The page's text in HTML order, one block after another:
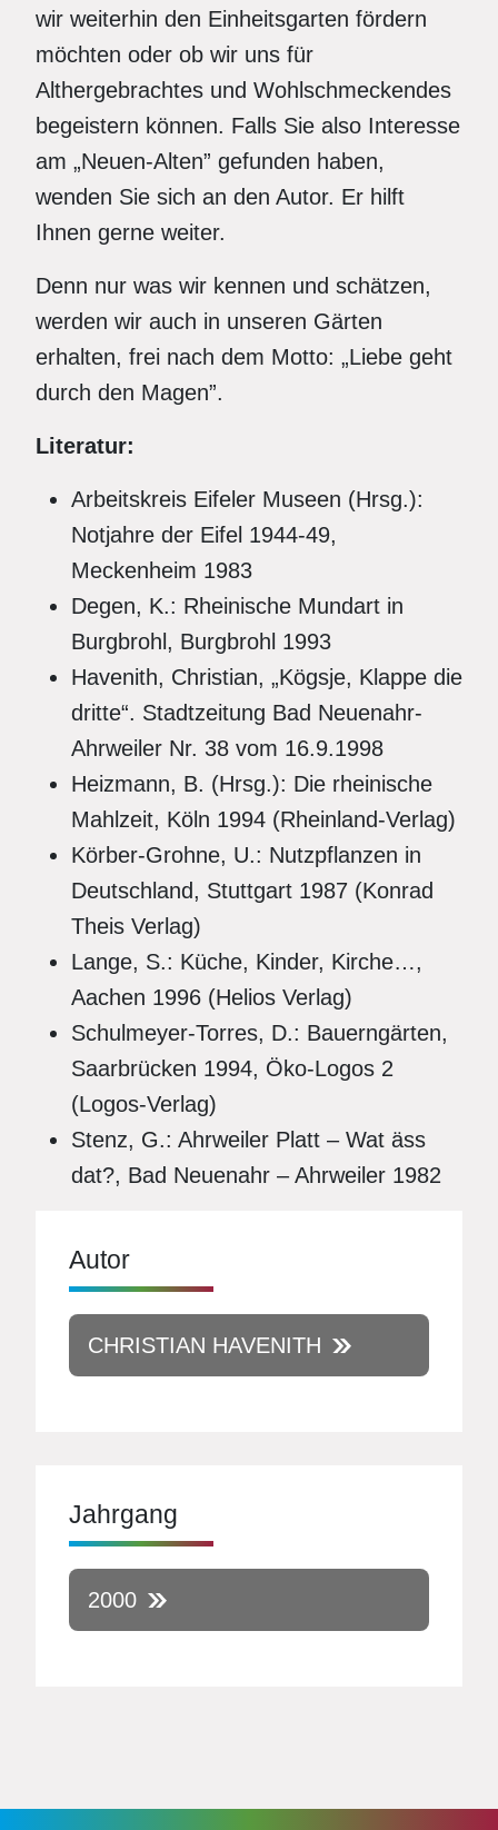
wir weiterhin den Einheitsgarten fördern
möchten oder ob wir uns für
Althergebrachtes und Wohlschmeckendes
begeistern können. Falls Sie also Interesse
am „Neuen-Alten” gefunden haben,
wenden Sie sich an den Autor. Er hilft
Ihnen gerne weiter.
Denn nur was wir kennen und schätzen,
werden wir auch in unseren Gärten
erhalten, frei nach dem Motto: „Liebe geht
durch den Magen”.
Literatur:
Arbeitskreis Eifeler Museen (Hrsg.):
Notjahre der Eifel 1944-49,
Meckenheim 1983
Degen, K.: Rheinische Mundart in
Burgbrohl, Burgbrohl 1993
Havenith, Christian, „Kögsje, Klappe die
dritte“. Stadtzeitung Bad Neuenahr-
Ahrweiler Nr. 38 vom 16.9.1998
Heizmann, B. (Hrsg.): Die rheinische
Mahlzeit, Köln 1994 (Rheinland-Verlag)
Körber-Grohne, U.: Nutzpflanzen in
Deutschland, Stuttgart 1987 (Konrad
Theis Verlag)
Lange, S.: Küche, Kinder, Kirche…,
Aachen 1996 (Helios Verlag)
Schulmeyer-Torres, D.: Bauerngärten,
Saarbrücken 1994, Öko-Logos 2
(Logos-Verlag)
Stenz, G.: Ahrweiler Platt – Wat äss
dat?, Bad Neuenahr – Ahrweiler 1982
Autor
CHRISTIAN HAVENITH
Jahrgang
2000